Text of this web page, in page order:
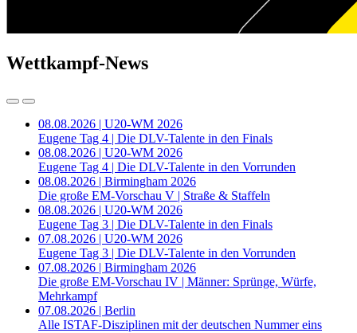
Wettkampf-News
08.08.2026 | U20-WM 2026
Eugene Tag 4 | Die DLV-Talente in den Finals
08.08.2026 | U20-WM 2026
Eugene Tag 4 | Die DLV-Talente in den Vorrunden
08.08.2026 | Birmingham 2026
Die große EM-Vorschau V | Straße & Staffeln
08.08.2026 | U20-WM 2026
Eugene Tag 3 | Die DLV-Talente in den Finals
07.08.2026 | U20-WM 2026
Eugene Tag 3 | Die DLV-Talente in den Vorrunden
07.08.2026 | Birmingham 2026
Die große EM-Vorschau IV | Männer: Sprünge, Würfe,
Mehrkampf
07.08.2026 | Berlin
Alle ISTAF-Disziplinen mit der deutschen Nummer eins